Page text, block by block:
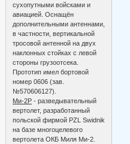
сухопутными войсками и
авиацией. Оснащён
дополнительными антеннами,
в частности, вертикальной
тросовой антенной на двух
наклонных стойках с левой
стороны грузоотсека.
Прототип имел бортовой
номер 0606 (зав.
№570606127).
Ми-2Р - разведывательный
вертолет, разработанный
польской фирмой PZL Swidnik
на базе многоцелевого
вертолета ОКБ Миля Ми-2.